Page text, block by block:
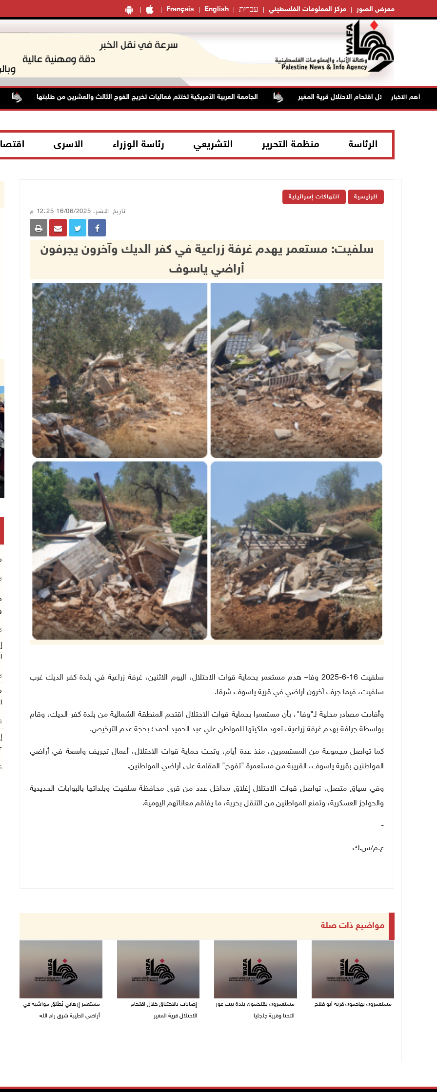
Français English עברית مركز المعلومات الفلسطيني معرض الصور
أهم الاخبار
خلال اقتحام الاحتلال قرية المغير الجامعة العربية الأمريكية تختتم فعاليات تخريج الفوج الثالث والعشرين من طلبتها حالة
الرئاسة منظمة التحرير التشريعي رئاسة الوزراء الاسرى
الرئيسية انتهاكات إسرائيلية
تاريخ النشر: 16/06/2025 12:25 م
سلفيت: مستعمر يهدم غرفة زراعية في كفر الديك وآخرون يجرفون
أراضي ياسوف
سلفيت 16-6-2025 وفا– هدم مستعمر بحماية قوات الاحتلال، اليوم الاثنين، غرفة زراعية في بلدة كفر الديك غرب
سلفيت، فيما جرف آخرون أراضي في قرية ياسوف شرقا.
وأفادت مصادر محلية لـ"وفا"، بأن مستعمرا بحماية قوات الاحتلال اقتحم المنطقة الشمالية من بلدة كفر الديك، وقام
بواسطة جرافة بهدم غرفة زراعية، تعود ملكيتها للمواطن علي عبد الحميد أحمد؛ بحجة عدم الترخيص.
كما تواصل مجموعة من المستعمرين، منذ عدة أيام، وتحت حماية قوات الاحتلال، أعمال تجريف واسعة في أراضي
المواطنين بقرية ياسوف، القريبة من مستعمرة "تفوح" المقامة على أراضي المواطنين.
وفي سياق متصل، تواصل قوات الاحتلال إغلاق مداخل عدد من قرى محافظة سلفيت وبلداتها بالبوابات الحديدية
والحواجز العسكرية، وتمنع المواطنين من التنقل بحرية، ما يفاقم معاناتهم اليومية.
-
ع.م/س.ك
مواضيع ذات صلة
مستعمرون يهاجمون قرية أبو فلاح
مستعمرون يقتحمون بلدة بيت عور
التحتا وقرية جلجليا
إصابات بالاختناق خلال اقتحام
الاحتلال قرية المغير
مستعمر إرهابي يُطلق مواشيه في
أراضي الطيبة شرق رام الله
تكريم متفوقين